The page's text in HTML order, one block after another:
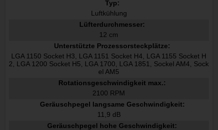
Typ:
Luftkühlung
Lüfterdurchmesser:
12 cm
Unterstützte Prozessorsteckplätze:
LGA 1150 Socket H3, LGA 1151 Socket H4, LGA 1155 Socket H
2, LGA 1200 Socket H5, LGA 1700, LGA 1851, Sockel AM4, Sock
el AM5
Rotationsgeschwindigkeit max.:
2100 RPM
Geräuschpegel langsame Geschwindigkeit:
11,9 dB
Geräuschpegel hohe Geschwindigkeit: